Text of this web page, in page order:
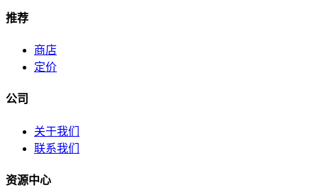
推荐
商店
定价
公司
关于我们
联系我们
资源中心